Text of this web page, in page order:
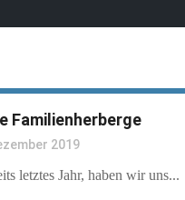
Familienherberge
2019
letztes Jahr, haben wir uns...